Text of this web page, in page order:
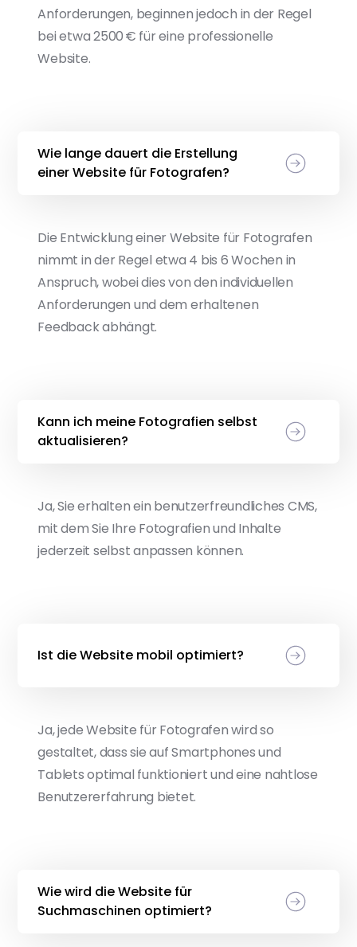
Anforderungen, beginnen jedoch in der Regel
bei etwa 2500 € für eine professionelle
Website.
Wie lange dauert die Erstellung
einer Website für Fotografen?
Die Entwicklung einer Website für Fotografen
nimmt in der Regel etwa 4 bis 6 Wochen in
Anspruch, wobei dies von den individuellen
Anforderungen und dem erhaltenen
Feedback abhängt.
Kann ich meine Fotografien selbst
aktualisieren?
Ja, Sie erhalten ein benutzerfreundliches CMS,
mit dem Sie Ihre Fotografien und Inhalte
jederzeit selbst anpassen können.
Ist die Website mobil optimiert?
Ja, jede Website für Fotografen wird so
gestaltet, dass sie auf Smartphones und
Tablets optimal funktioniert und eine nahtlose
Benutzererfahrung bietet.
Wie wird die Website für
Suchmaschinen optimiert?